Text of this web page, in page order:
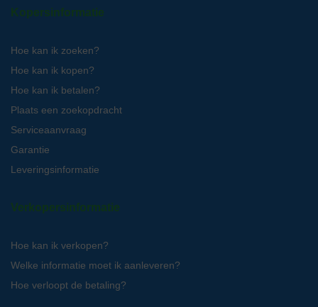
Kopersinformatie
Hoe kan ik zoeken?
Hoe kan ik kopen?
Hoe kan ik betalen?
Plaats een zoekopdracht
Serviceaanvraag
Garantie
Leveringsinformatie
Verkopersinformatie
Hoe kan ik verkopen?
Welke informatie moet ik aanleveren?
Hoe verloopt de betaling?